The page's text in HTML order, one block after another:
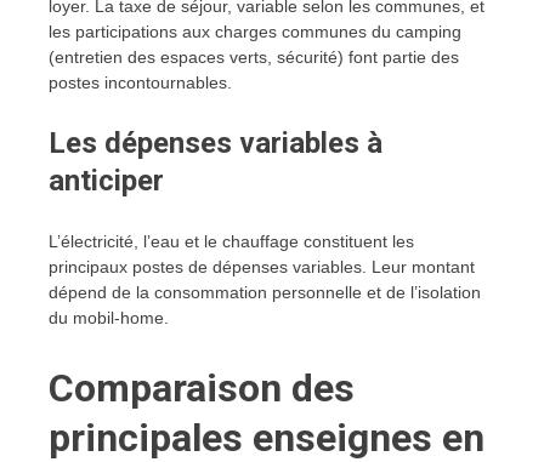
loyer. La taxe de séjour, variable selon les communes, et
les participations aux charges communes du camping
(entretien des espaces verts, sécurité) font partie des
postes incontournables.
Les dépenses variables à
anticiper
L’électricité, l’eau et le chauffage constituent les
principaux postes de dépenses variables. Leur montant
dépend de la consommation personnelle et de l’isolation
du mobil-home.
Comparaison des
principales enseignes en